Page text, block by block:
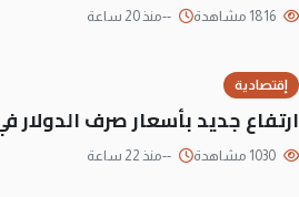
--منذ 20 ساعة
إقتصادية
ارتفاع جديد بأسعار صرف الدولار
--منذ 22 ساعة